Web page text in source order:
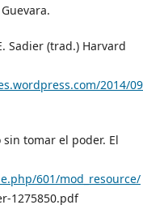
Sadier (trad.) Harvard
2014/
sin tomar el poder. El
601/mod_resource/
1275850.pdf